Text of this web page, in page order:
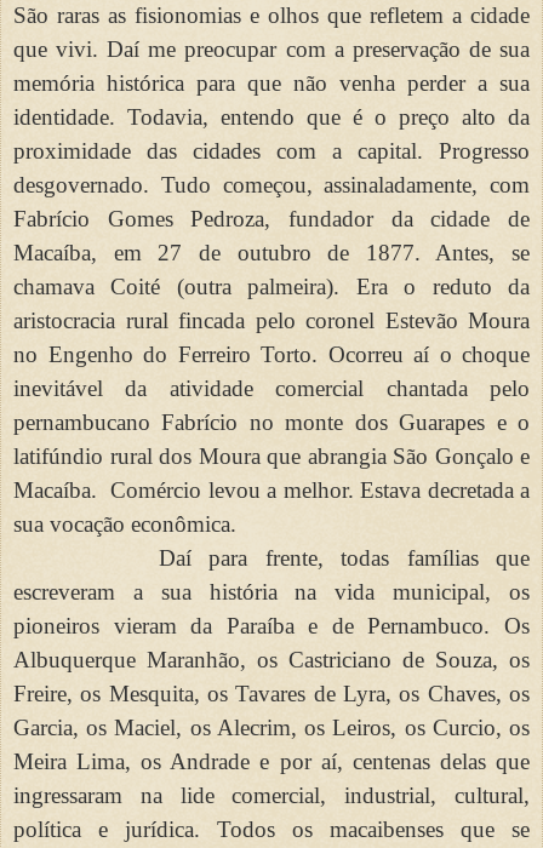
São raras as fisionomias e olhos que refletem a cidade
que vivi. Daí me preocupar com a preservação de sua
memória histórica para que não venha perder a sua
identidade. Todavia, entendo que é o preço alto da
proximidade das cidades com a capital. Progresso
desgovernado. Tudo começou, assinaladamente, com
Fabrício Gomes Pedroza, fundador da cidade de
Macaíba, em 27 de outubro de 1877. Antes, se
chamava Coité (outra palmeira). Era o reduto da
aristocracia rural fincada pelo coronel Estevão Moura
no Engenho do Ferreiro Torto. Ocorreu aí o choque
inevitável da atividade comercial chantada pelo
pernambucano Fabrício no monte dos Guarapes e o
latifúndio rural dos Moura que abrangia São Gonçalo e
Macaíba. Comércio levou a melhor. Estava decretada a
sua vocação econômica.
Daí para frente, todas famílias que
escreveram a sua história na vida municipal, os
pioneiros vieram da Paraíba e de Pernambuco. Os
Albuquerque Maranhão, os Castriciano de Souza, os
Freire, os Mesquita, os Tavares de Lyra, os Chaves, os
Garcia, os Maciel, os Alecrim, os Leiros, os Curcio, os
Meira Lima, os Andrade e por aí, centenas delas que
ingressaram na lide comercial, industrial, cultural,
política e jurídica. Todos os macaibenses que se